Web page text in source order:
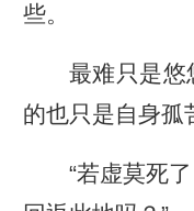
些。
最难只是悠
的也只是自身孤
“若虚莫死